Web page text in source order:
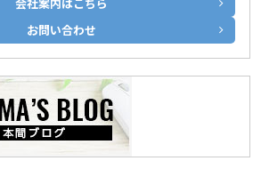
お問い合わせ